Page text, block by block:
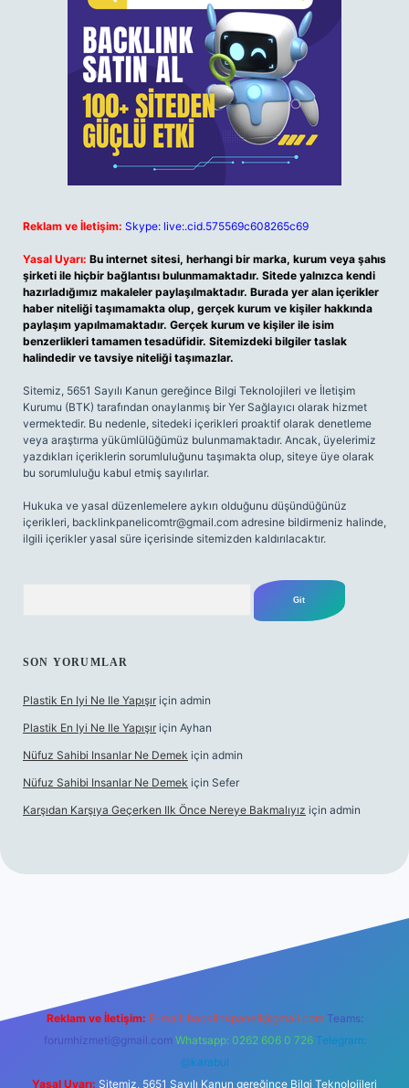
Reklam ve İletişim: Skype: live:.cid.575569c608265c69
Yasal Uyarı: Bu internet sitesi, herhangi bir marka, kurum veya şahıs
şirketi ile hiçbir bağlantısı bulunmamaktadır. Sitede yalnızca kendi
hazırladığımız makaleler paylaşılmaktadır. Burada yer alan içerikler
haber niteliği taşımamakta olup, gerçek kurum ve kişiler hakkında
paylaşım yapılmamaktadır. Gerçek kurum ve kişiler ile isim
benzerlikleri tamamen tesadüfidir. Sitemizdeki bilgiler taslak
halindedir ve tavsiye niteliği taşımazlar.
Sitemiz, 5651 Sayılı Kanun gereğince Bilgi Teknolojileri ve İletişim
Kurumu (BTK) tarafından onaylanmış bir Yer Sağlayıcı olarak hizmet
vermektedir. Bu nedenle, sitedeki içerikleri proaktif olarak denetleme
veya araştırma yükümlülüğümüz bulunmamaktadır. Ancak, üyelerimiz
yazdıkları içeriklerin sorumluluğunu taşımakta olup, siteye üye olarak
bu sorumluluğu kabul etmiş sayılırlar.
Hukuka ve yasal düzenlemelere aykırı olduğunu düşündüğünüz
içerikleri, backlinkpanelicomtr@gmail.com adresine bildirmeniz halinde,
ilgili içerikler yasal süre içerisinde sitemizden kaldırılacaktır.
SON YORUMLAR
Plastik En Iyi Ne Ile Yapışır için admin
Plastik En Iyi Ne Ile Yapışır için Ayhan
Nüfuz Sahibi Insanlar Ne Demek için admin
Nüfuz Sahibi Insanlar Ne Demek için Sefer
Karşıdan Karşıya Geçerken Ilk Önce Nereye Bakmalıyız için admin
Reklam ve İletişim: E-mail: backlinkpaneli@gmail.com Teams:
forumhizmeti@gmail.com Whatsapp: 0262 606 0 726 Telegram:
@karabul
Yasal Uyarı: Sitemiz, 5651 Sayılı Kanun gereğince Bilgi Teknolojileri